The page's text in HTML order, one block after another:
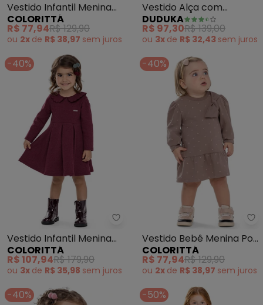
Vestido Infantil Menina
Malha Tricô Laço (Bege)
COLORITTÁ
R$ 77,94R$ 129,90
ou 2x de R$ 38,97 sem juros
Vestido Alça com
Bordado de e Babado
(Marrom)
DUDUKA
R$ 97,30R$ 139,00
ou 3x de R$ 32,43 sem juros
-40%
Colorittá - Vestido Infantil
Vestido Infantil Menina
Gola Boneca (Vermelho)
COLORITTÁ
R$ 107,94R$ 179,90
ou 3x de R$ 35,98 sem juros
-40%
Vestido Bebê Menina Poá
com Laço (Marrom)
COLORITTÁ
R$ 77,94R$ 129,90
ou 2x de R$ 38,97 sem juros
-40% -50%